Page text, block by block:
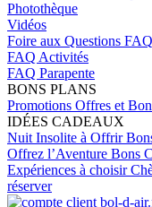
Photothèque
Vidéos
Foire aux Questions
FAQ Activités
FAQ Parapente
BONS PLANS
Promotions Offres et
IDÉES CADEAUX
Nuit Insolite à Offrir
Offrez l’Aventure Bons
Expériences à choisir
réserver